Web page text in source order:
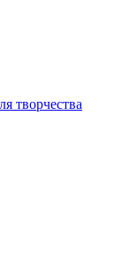
творчества